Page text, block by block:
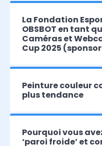
La Fondation
OBSBOT en tant
Caméras et
Cup 2025
Peinture couleur
plus tendance
Pourquoi vous
‘paroi froide’ et